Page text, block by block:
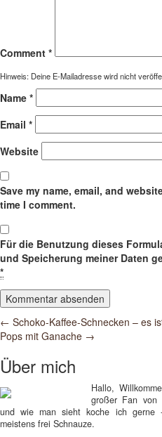
Comment *
Hinweis: Deine E-Mailadresse wird nicht
Name *
Email *
Website
Save my name, email, and
time I comment.
Für die Benutzung dieses
und Speicherung meiner Daten
*
Post
navigation
← Schoko-Kaffee-Schnecken – es
Pops mit Ganache →
Über mich
Hallo,
großer Fan von
und wie man sieht koche ich gerne
meistens frei Schnauze.